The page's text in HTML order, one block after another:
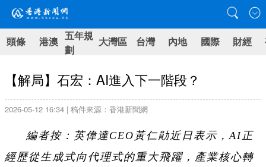
頭條 港澳 五年規
劃
大灣區 台灣 內地 國際 財經
【解局】石宏：AI進入下一階段？
2026-05-12 16:34 | 稿件來源：香港新聞網
編者按：英偉達CEO黃仁勛近日表示，AI正
經歷從生成式向代理式的重大飛躍，產業核心轉